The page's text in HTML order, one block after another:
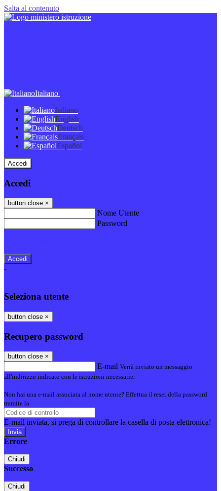
Salta al contenuto
Italiano
Italiano
English
Deutsch
Français
Español
Accedi
Accedi
button close ×
Nome Utente
Password
-
Seleziona utente
button close ×
Recupero password
button close ×
E-mail Verrà inviato un messaggio
all'indirizzo indicato con le istruzioni necessarie.
Non hai una e-mail associata al nome utente? Effettua il reset della password
tramite la
E-mail inviata, si prega di controllare la casella di posta elettronica!
Errore
Chiudi
Successo
Chiudi